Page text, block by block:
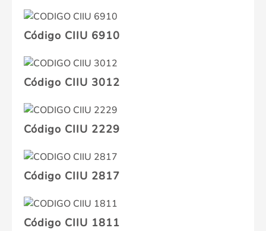
Código CIIU 6910
Código CIIU 3012
Código CIIU 2229
Código CIIU 2817
Código CIIU 1811